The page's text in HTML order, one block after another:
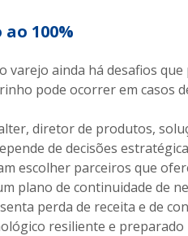
100%
varejo ainda há desafios
pode ocorrer em casos
diretor de produtos,
de decisões
escolher parceiros que
plano de continuidade de
perda de receita e de
resiliente e